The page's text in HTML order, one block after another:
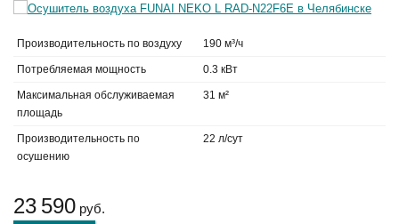
Производительность по воздуху 190 м³/ч
Потребляемая мощность 0.3 кВт
Максимальная обслуживаемая
площадь
31 м²
Производительность по
осушению
22 л/сут
23 590 руб.